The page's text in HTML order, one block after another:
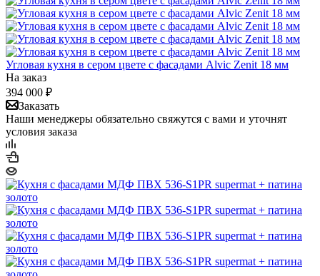
Угловая кухня в сером цвете с фасадами Alvic Zenit 18 мм
На заказ
394 000 ₽
Заказать
Наши менеджеры обязательно свяжутся с вами и уточнят
условия заказа